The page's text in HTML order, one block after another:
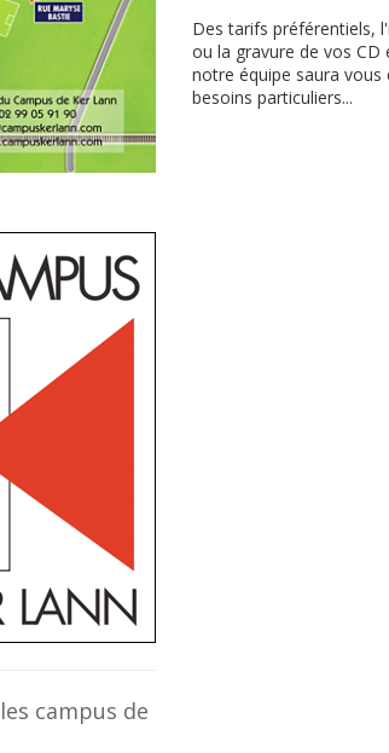
campus de
Des tarifs préférentiels,
ou la gravure de vos CD
notre équipe saura
besoins particuliers...